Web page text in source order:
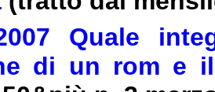
Quale
di un rom e